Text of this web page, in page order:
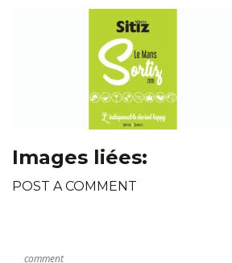
Images liées:
POST A COMMENT